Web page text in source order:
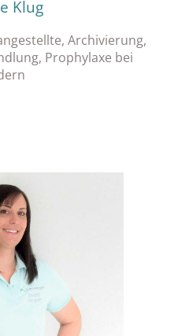
Klug
Archivierung,
Prophylaxe bei